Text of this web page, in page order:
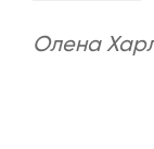
Олена